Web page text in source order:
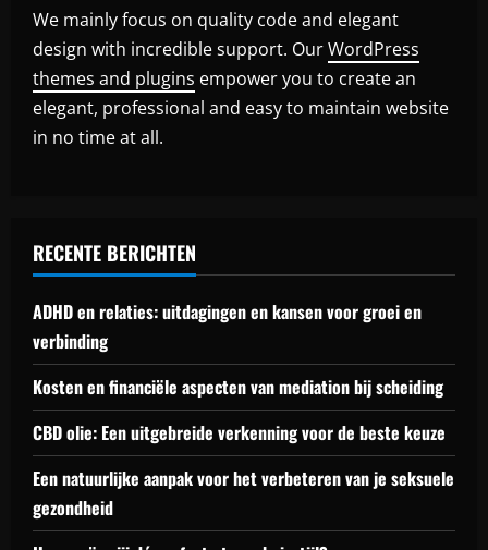
We mainly focus on quality code and elegant
design with incredible support. OurWordPress
themes and plugins empower you to create an
elegant, professional and easy to maintain website
in no time at all.
RECENTE BERICHTEN
ADHD en relaties: uitdagingen en kansen voor groei en
verbinding
Kosten en financiële aspecten van mediation bij scheiding
CBD olie: Een uitgebreide verkenning voor de beste keuze
Een natuurlijke aanpak voor het verbeteren van je seksuele
gezondheid